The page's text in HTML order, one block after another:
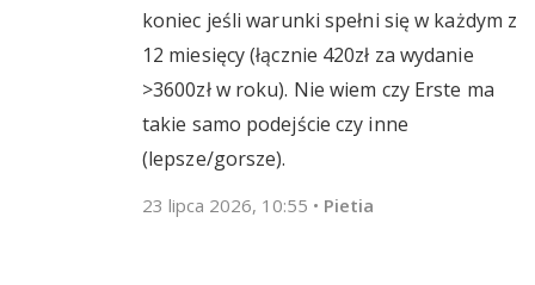
koniec jeśli warunki spełni się w każdym z
12 miesięcy (łącznie 420zł za wydanie
>3600zł w roku). Nie wiem czy Erste ma
takie samo podejście czy inne
(lepsze/gorsze).
23 lipca 2026, 10:55 • Pietia